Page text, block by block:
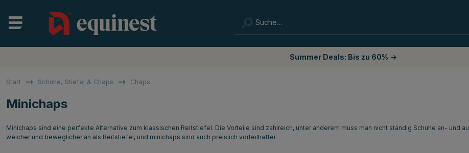
Summer Deals: Bis zu 60% →
Start Schuhe, Stiefel & Chaps Chaps
Minichaps
Minichaps sind eine perfekte Alternative zum klassischen Reitstiefel. Die Vorteile sind zahlreich, unter anderem muss man nicht ständig Schuhe an- und
weicher und beweglicher an als Reitstiefel, und minichaps sind auch preislich vorteilhafter.